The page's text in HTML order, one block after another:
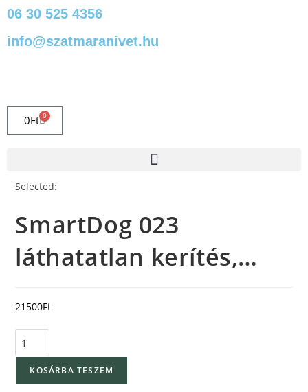
06 30 525 4356
info@szatmaranivet.hu
0Ft 0
Selected:
SmartDog 023
láthatatlan kerítés,…
21500Ft
KOSÁRBA TESZEM